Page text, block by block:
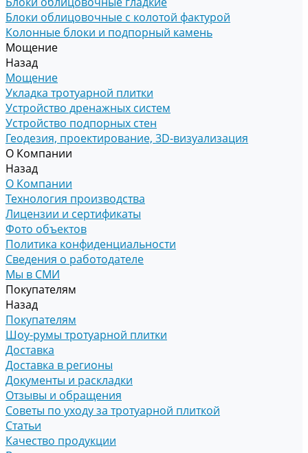
Блоки облицовочные с колотой фактурой
Колонные блоки и подпорный камень
Мощение
Назад
Мощение
Укладка тротуарной плитки
Устройство дренажных систем
Устройство подпорных стен
Геодезия, проектирование, 3D-визуализация
О Компании
Назад
О Компании
Технология производства
Лицензии и сертификаты
Фото объектов
Политика конфиденциальности
Сведения о работодателе
Мы в СМИ
Покупателям
Назад
Покупателям
Шоу-румы тротуарной плитки
Доставка
Доставка в регионы
Документы и раскладки
Отзывы и обращения
Советы по уходу за тротуарной плиткой
Статьи
Качество продукции